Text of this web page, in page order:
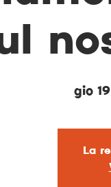
gio
La